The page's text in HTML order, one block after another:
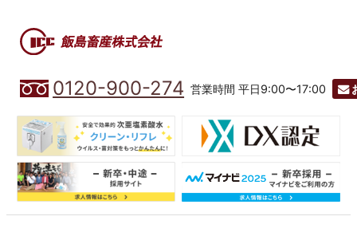
0120-900-274 営業時間 平日9:00〜17:00